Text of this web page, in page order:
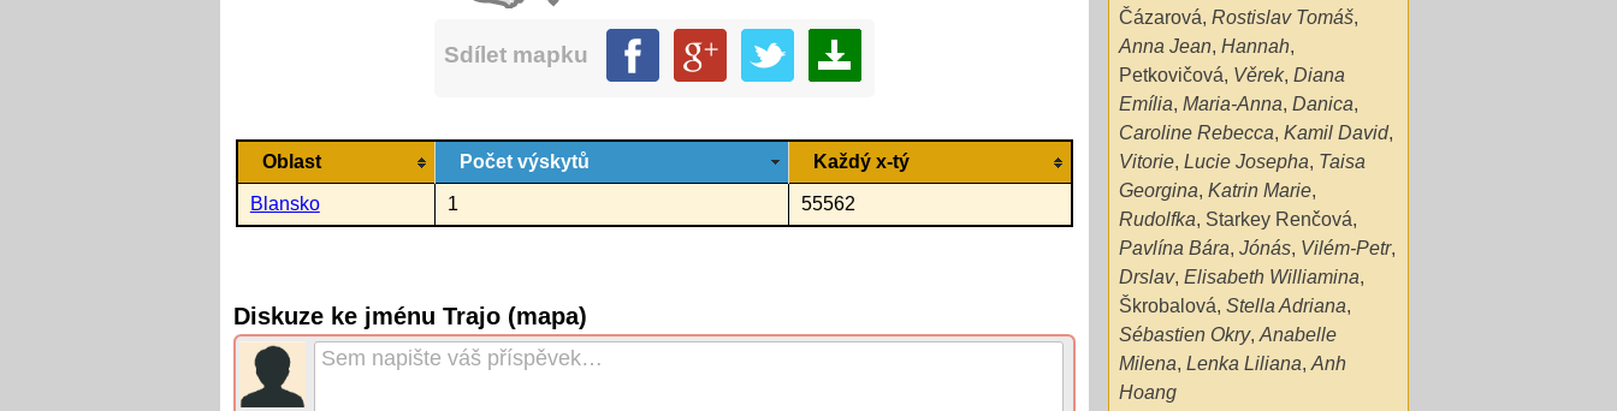
Sdílet mapku
Oblast Počet výskytů Každý x-tý
Blansko 1 55562
Diskuze ke jménu Trajo (mapa)
Čázarová, Rostislav Tomáš,
Anna Jean, Hannah,
Petkovičová, Věrek, Diana
Emília, Maria-Anna, Danica,
Caroline Rebecca, Kamil David,
Vitorie, Lucie Josepha, Taisa
Georgina, Katrin Marie,
Rudolfka, Starkey Renčová,
Pavlína Bára, Jónás, Vilém-Petr,
Drslav, Elisabeth Williamina,
Škrobalová, Stella Adriana,
Sébastien Okry, Anabelle
Milena, Lenka Liliana, Anh
Hoang